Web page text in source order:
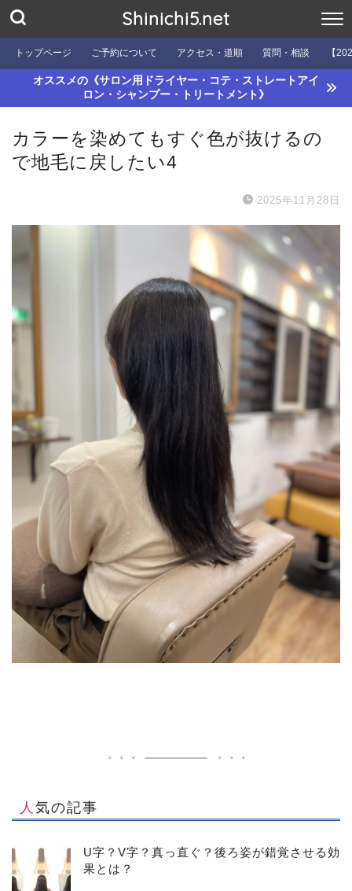
Shinichi5.net
トップページ ご予約について アクセス・道順 質問・相談 【
オススメの《サロン用ドライヤー・コテ・ストレートアイ
ロン・シャンプー・トリートメント》
カラーを染めてもすぐ色が抜けるの
で地毛に戻したい4
2025年11月28日
人気の記事
U字？V字？真っ直ぐ？後ろ姿が錯覚させる効
果とは？